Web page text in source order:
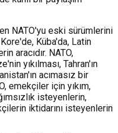
NATO'yu eski sürümlerini
Küba'da, Latin
aracıdır. NATO,
yıkılması, Tahran'ın
acımasız bir
emekçiler için yıkım,
isteyenlerin,
iktidarını isteyenlerin